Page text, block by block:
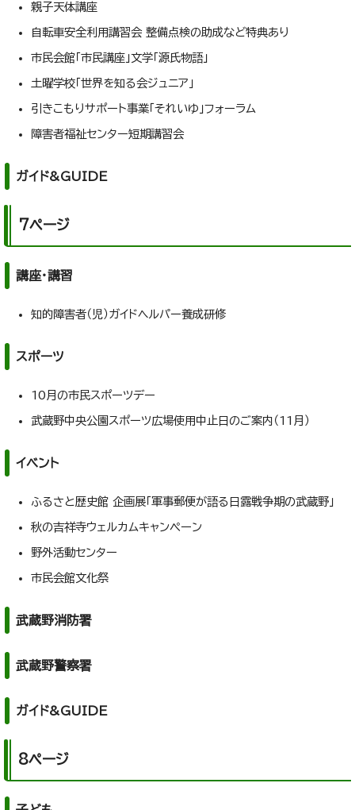
親子天体講座
自転車安全利用講習会 整備点検の助成など特典あり
市民会館「市民講座」文学「源氏物語」
土曜学校「世界を知る会ジュニア」
引きこもりサポート事業「それいゆ」フォーラム
障害者福祉センター短期講習会
ガイド&GUIDE
7ページ
講座・講習
知的障害者（児）ガイドヘルパー養成研修
スポーツ
10月の市民スポーツデー
武蔵野中央公園スポーツ広場使用中止日のご案内（11月）
イベント
ふるさと歴史館 企画展「軍事郵便が語る日露戦争期の武蔵野」
秋の吉祥寺ウェルカムキャンペーン
野外活動センター
市民会館文化祭
武蔵野消防署
武蔵野警察署
ガイド&GUIDE
8ページ